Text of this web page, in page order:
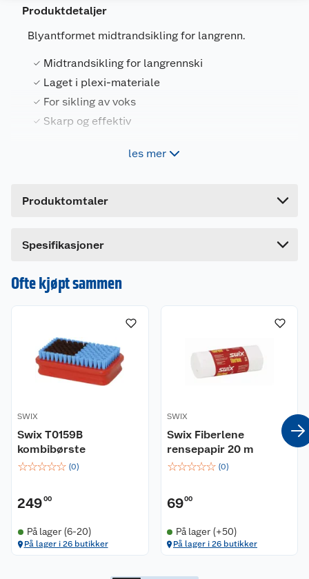
Produktdetaljer
Blyantformet midtrandsikling for langrenn.
Midtrandsikling for langrennski
Laget i plexi-materiale
For sikling av voks
Skarp og effektiv
Blyantformet midtrandsikling for langrennski.
les mer
Produktomtaler
Dette produktet har ikke fått noen omtale ennå.
en omtale.
Spesifikasjoner
Leverandørens artikkelnummer
Lengde
Ofte kjøpt sammen
SWIX
Swix T0159B
kombibørste
☆☆☆☆☆ (0)
24900
På lager (6-20)
På lager i 26 butikker
SWIX
Swix Fiberlene
rensepapir 20 m
☆☆☆☆☆ (0)
6900
På lager (+50)
På lager i 26 butikker
Kundeservice